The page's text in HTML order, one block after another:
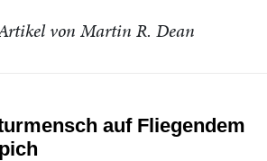
von Martin R. Dean
auf Fliegendem